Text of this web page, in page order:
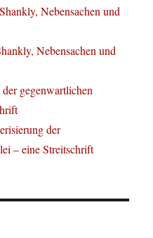
Nebensachen und
Nebensachen und
gegenwartlichen
der
– eine Streitschrift